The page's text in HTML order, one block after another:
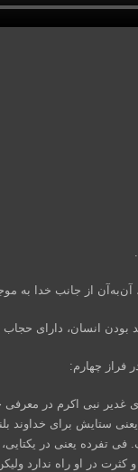
از جانب خدا به
بودن انسان، دارای
فراز چهارم:
غدیر نبی اکرم در معرفی
ستایش برای خداوند
فی تفرده یعنی در
در او راه ندارد